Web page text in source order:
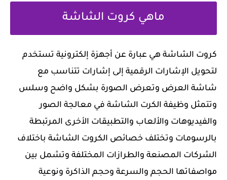
ماهي كروت الشاشة
كروت الشاشة هي عبارة عن أجهزة إلكترونية تستخدم
لتحويل الإشارات الرقمية إلى إشارات تتناسب مع
شاشة العرض وتعرض الصورة بشكل واضح وسلس
وتتمثل وظيفة الكرت الشاشة في معالجة الصور
والفيديوهات والألعاب والتطبيقات الأخرى المرتبطة
بالرسومات وتختلف خصائص الكروت الشاشة باختلاف
الشركات المصنعة والطرازات المختلفة وتشمل بين
مواصفاتها الحجم والسرعة وحجم الذاكرة ونوعية